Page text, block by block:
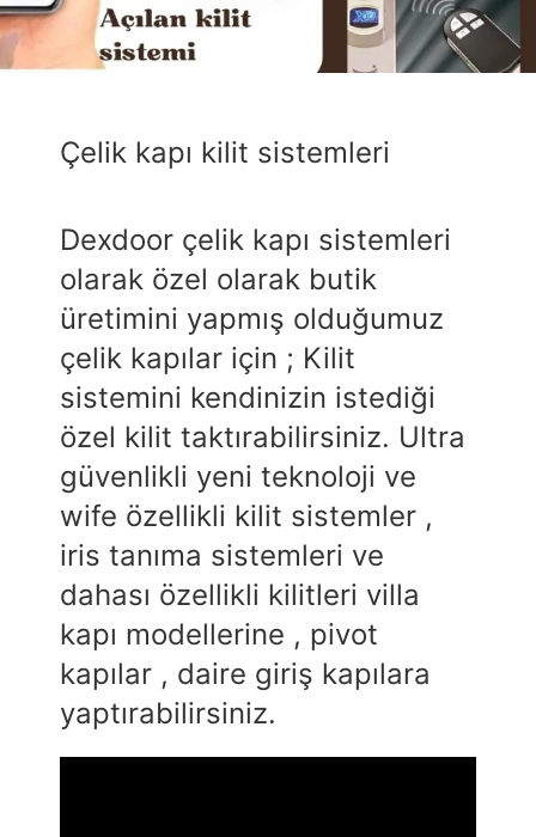
Çelik kapı kilit sistemleri
Dexdoor çelik kapı sistemleri
olarak özel olarak butik
üretimini yapmış olduğumuz
çelik kapılar için ; Kilit
sistemini kendinizin istediği
özel kilit taktırabilirsiniz. Ultra
güvenlikli yeni teknoloji ve
wife özellikli kilit sistemler ,
iris tanıma sistemleri ve
dahası özellikli kilitleri villa
kapı modellerine , pivot
kapılar , daire giriş kapılara
yaptırabilirsiniz.